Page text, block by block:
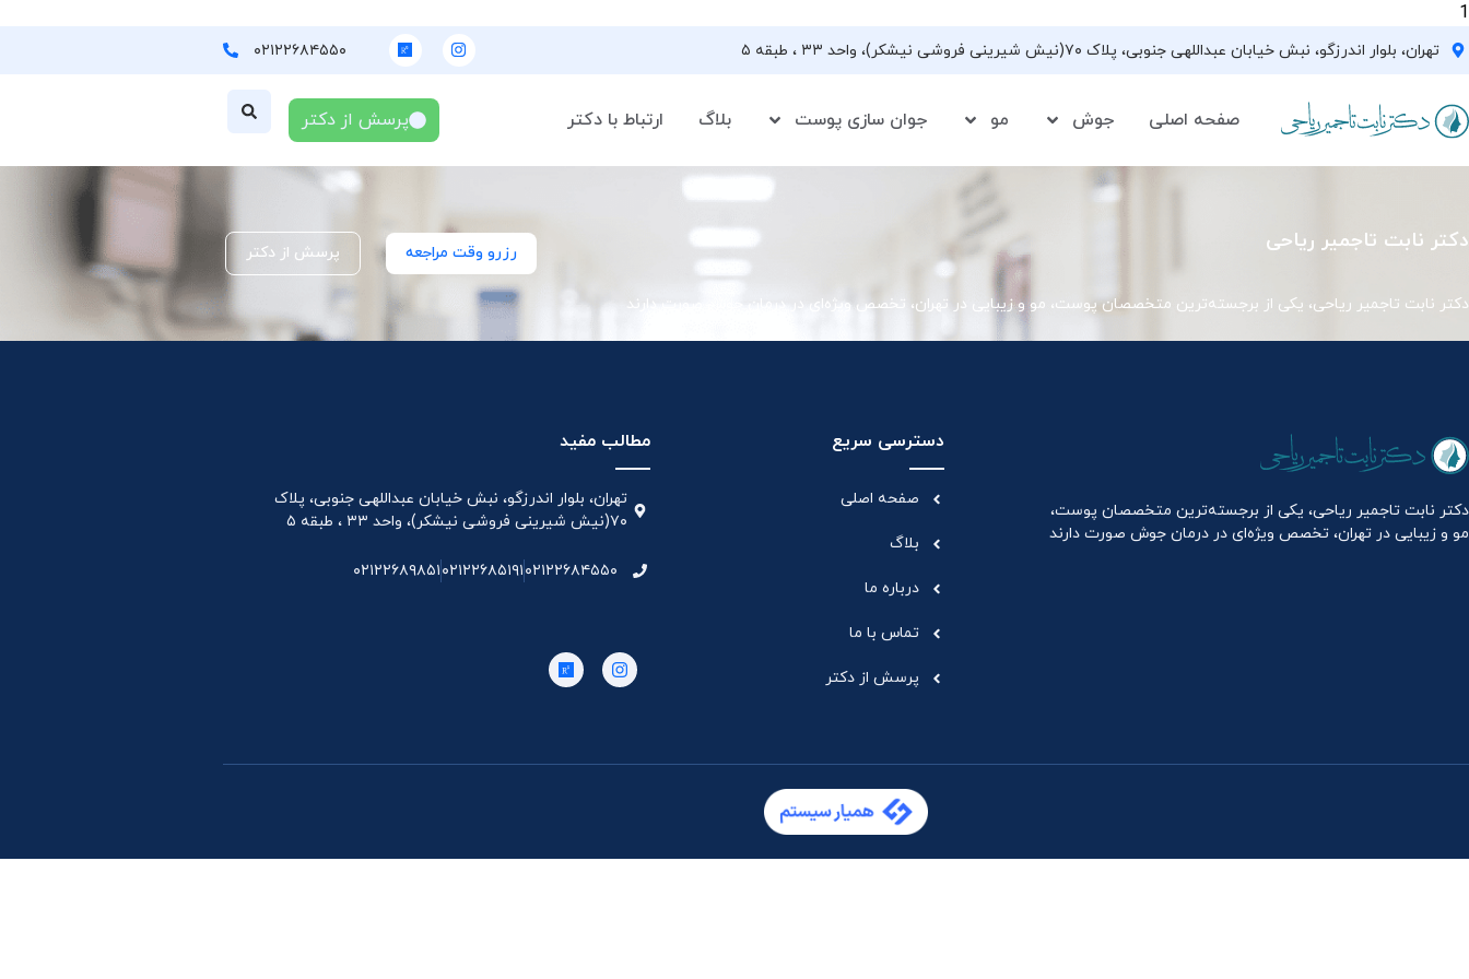
1
تهران، بلوار اندرزگو، نبش خیابان عبداللهی جنوبی، پلاک ۷۰(نیش شیرینی فروشی نیشکر)، واحد ۳۳ ، طبقه ۵ ۰۲۱۲۲۶۸۴۵۵۰
صفحه اصلی جوش مو جوان سازی پوست بلاگ ارتباط با دکتر پرسش از دکتر
دکتر نابت تاجمیر ریاحی
دکتر نابت تاجمیر ریاحی، یکی از برجسته‌ترین متخصصان پوست، مو و زیبایی در تهران، تخصص ویژه‌ای در درمان جوش صورت دارند
رزرو وقت مراجعه پرسش از دکتر
دکتر نابت تاجمیر ریاحی، یکی از برجسته‌ترین متخصصان پوست،
مو و زیبایی در تهران، تخصص ویژه‌ای در درمان جوش صورت دارند
دسترسی سریع
صفحه اصلی
بلاگ
درباره ما
تماس با ما
پرسش از دکتر
مطالب مفید
تهران، بلوار اندرزگو، نبش خیابان عبداللهی جنوبی، پلاک
۷۰(نیش شیرینی فروشی نیشکر)، واحد ۳۳ ، طبقه ۵
۰۲۱۲۲۶۸۴۵۵۰۰۲۱۲۲۶۸۵۱۹۱۰۲۱۲۲۶۸۹۸۵۱